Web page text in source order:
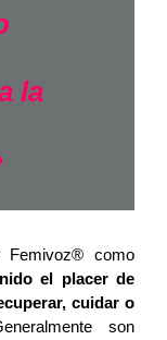
la
Femivoz® como
el placer de
cuidar o
son